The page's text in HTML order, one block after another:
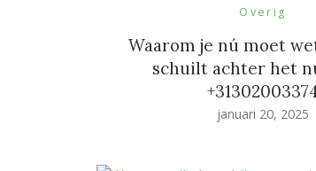
Overig
Waarom je nú moet
schuilt achter het
januari 20, 2025